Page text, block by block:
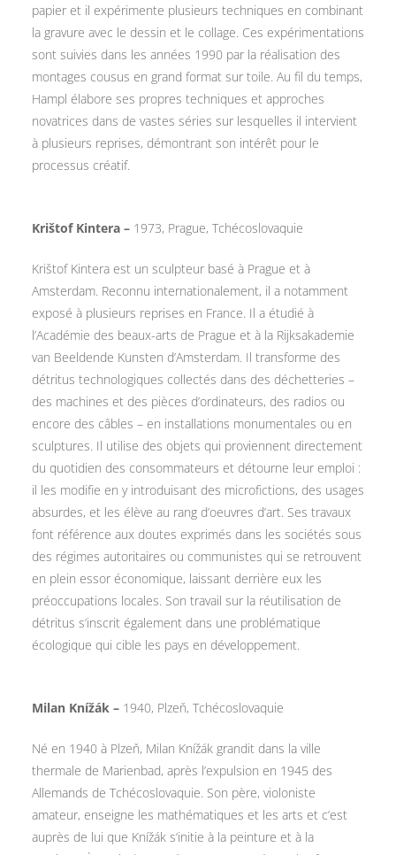
papier et il expérimente plusieurs techniques en combinant
la gravure avec le dessin et le collage. Ces expérimentations
sont suivies dans les années 1990 par la réalisation des
montages cousus en grand format sur toile. Au fil du temps,
Hampl élabore ses propres techniques et approches
novatrices dans de vastes séries sur lesquelles il intervient
à plusieurs reprises, démontrant son intérêt pour le
processus créatif.
Krištof Kintera – 1973, Prague, Tchécoslovaquie
Krištof Kintera est un sculpteur basé à Prague et à
Amsterdam. Reconnu internationalement, il a notamment
exposé à plusieurs reprises en France. Il a étudié à
l’Académie des beaux-arts de Prague et à la Rijksakademie
van Beeldende Kunsten d’Amsterdam. Il transforme des
détritus technologiques collectés dans des déchetteries –
des machines et des pièces d’ordinateurs, des radios ou
encore des câbles – en installations monumentales ou en
sculptures. Il utilise des objets qui proviennent directement
du quotidien des consommateurs et détourne leur emploi :
il les modifie en y introduisant des microfictions, des usages
absurdes, et les élève au rang d’oeuvres d’art. Ses travaux
font référence aux doutes exprimés dans les sociétés sous
des régimes autoritaires ou communistes qui se retrouvent
en plein essor économique, laissant derrière eux les
préoccupations locales. Son travail sur la réutilisation de
détritus s’inscrit également dans une problématique
écologique qui cible les pays en développement.
Milan Knížák – 1940, Plzeň, Tchécoslovaquie
Né en 1940 à Plzeň, Milan Knížák grandit dans la ville
thermale de Marienbad, après l’expulsion en 1945 des
Allemands de Tchécoslovaquie. Son père, violoniste
amateur, enseigne les mathématiques et les arts et c’est
auprès de lui que Knížák s’initie à la peinture et à la